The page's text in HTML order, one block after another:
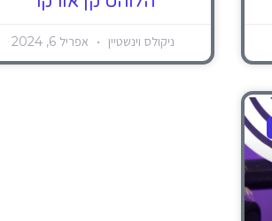
ניקולס וינשטיין אפריל 6, 2024